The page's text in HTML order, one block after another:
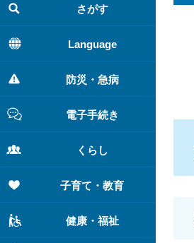
本
文
へ
さがす
Language
防災・急病
電子手続き
くらし
子育て・教育
健康・福祉